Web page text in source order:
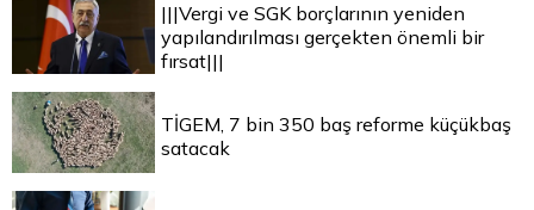
|||Vergi ve SGK borçlarının yeniden
yapılandırılması gerçekten önemli bir
fırsat|||
TİGEM, 7 bin 350 baş reforme küçükbaş
satacak